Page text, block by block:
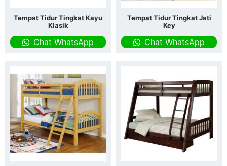
Tempat Tidur Tingkat Kayu
Klasik
Chat WhatsApp
Tempat Tidur Tingkat Jati
Key
Chat WhatsApp